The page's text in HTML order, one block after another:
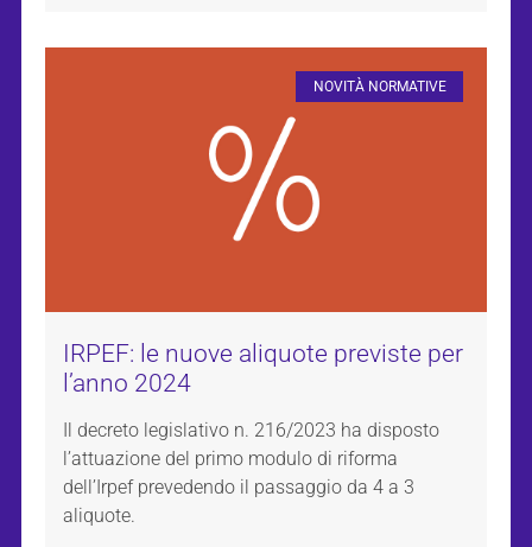
NOVITÀ NORMATIVE
IRPEF: le nuove aliquote previste per
l’anno 2024
Il decreto legislativo n. 216/2023 ha disposto
l’attuazione del primo modulo di riforma
dell’Irpef prevedendo il passaggio da 4 a 3
aliquote.